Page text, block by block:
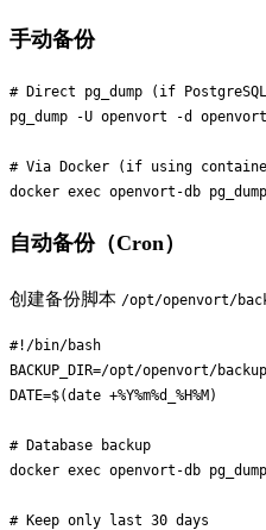
手动备份
# Direct pg_dump (if
pg_dump -U openvort -d
# Via Docker (if using
自动备份（Cron）
创建备份脚本 /opt/openvort/
#!/bin/bash
BACKUP_DIR=/opt/openvort/
DATE=$(date +%Y%m%d_%H%M)
# Database backup
docker exec openvort-db
# Keep only last 30 days